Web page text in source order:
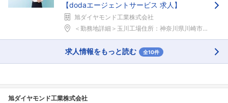
【dodaエージェントサービス 求人】
旭ダイヤモンド工業株式会社
＜勤務地詳細＞玉川工場住所：神奈川県川崎市高津区久...
求人情報をもっと読む 全10件
旭ダイヤモンド工業株式会社